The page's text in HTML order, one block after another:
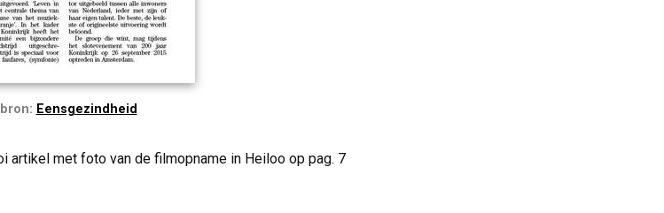
bron: Eensgezindheid
artikel met foto van de filmopname in Heiloo op pag. 7